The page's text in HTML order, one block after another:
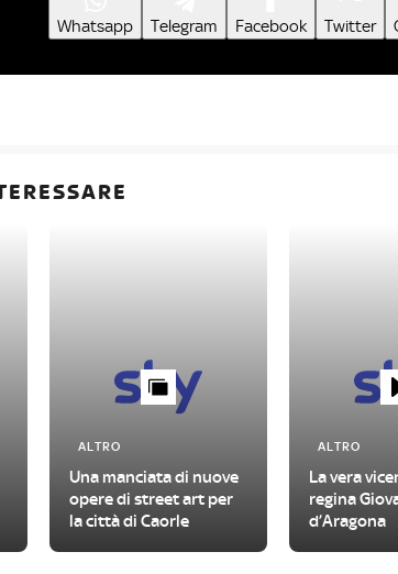
Whatsapp Telegram Facebook Twitter
ALTRO
Una manciata di nuove
opere di street art per
la città di Caorle
ALTRO
La vera
regina
d’Aragona